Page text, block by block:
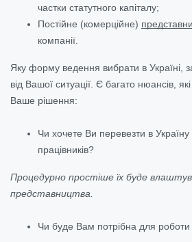
частки статутного капіталу;
Постійне (комерційне)
компанії.
Яку форму ведення вибрати в Україні,
від Вашої ситуації. Є багато нюансів,
Ваше рішення:
Чи хочете Ви перевезти в
працівників?
Процедурно простіше їх буде
представництва.
Чи буде Вам потрібна для роботи